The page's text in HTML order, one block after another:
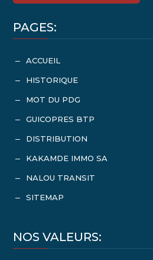
PAGES:
K ACCUEIL
K HISTORIQUE
K MOT DU PDG
K GUICOPRES BTP
K DISTRIBUTION
K KAKAMDE IMMO SA
K NALOU TRANSIT
K SITEMAP
NOS VALEURS: